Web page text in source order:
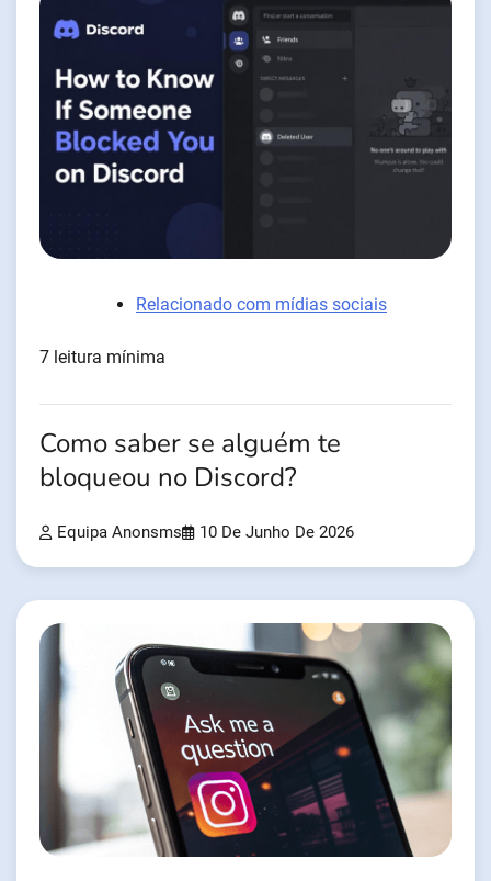
Relacionado com mídias sociais
7 leitura mínima
Como saber se alguém te
bloqueou no Discord?
Equipa Anonsms 10 De Junho De 2026